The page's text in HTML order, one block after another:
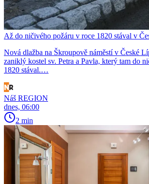
Až do ničivého požáru v roce 1820 stával v
Nová dlažba na Škroupově náměstí v České
zaniklý kostel sv. Petra a Pavla, který tam do
1820 stával.…
Náš REGION
dnes, 06:00
2 min